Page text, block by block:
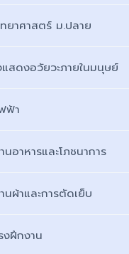
าศาสตร์ ม.ปลาย
สดงอวัยวะภายในมนุษย์
ฟ้า
อาหารและโภชนาการ
ผ้าและการตัดเย็บ
ฝึกงาน